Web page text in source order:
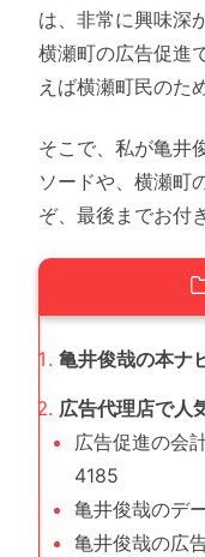
は、非常に興味深
横瀬町の広告促進
えば横瀬町民のた
そこで、私が亀井
ソードや、横瀬町
ぞ、最後までお付
亀井俊哉の本ナ
広告代理店で人
広告促進の会
4185
亀井俊哉のデ
亀井俊哉の広